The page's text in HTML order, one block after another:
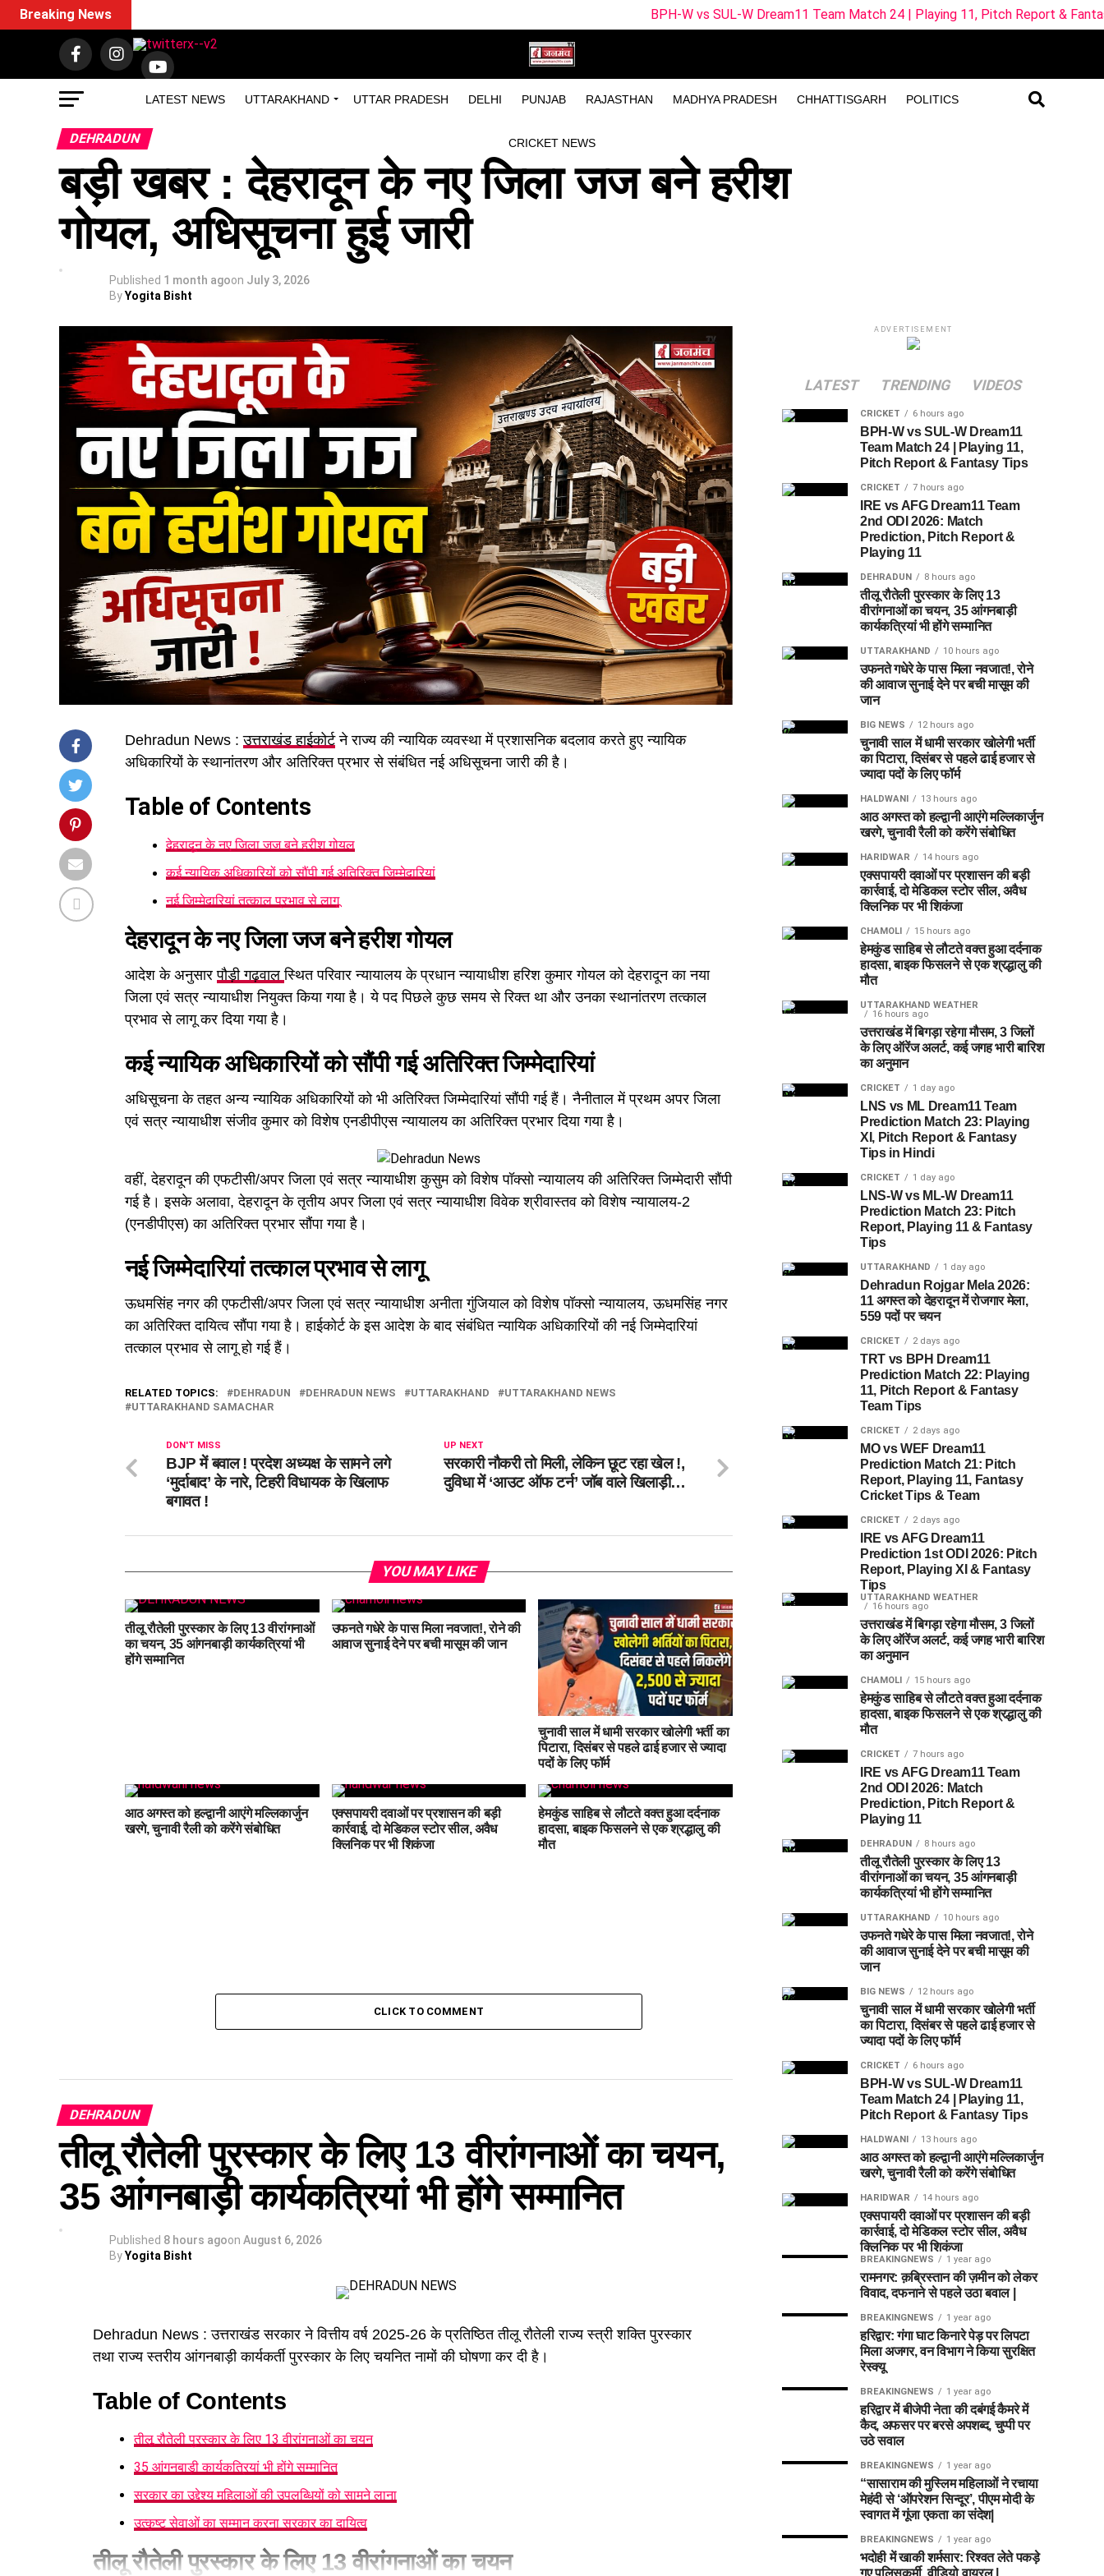
LATEST NEWS UTTARAKHAND UTTAR PRADESH DELHI PUNJAB RAJASTHAN MADHYA PRADESH CHHATTISGARH POLITICS
CRICKET NEWS
Breaking News BPH-W vs SUL-W Dream11 Team Match 24 | Playing 11, Pitch Report & Fantasy Tips
DEHRADUN
बड़ी खबर : देहरादून के नए जिला जज बने हरीश
गोयल, अधिसूचना हुई जारी
Published 1 month agoon July 3, 2026
ByYogita Bisht
Dehradun News :उत्तराखंड हाईकोर्टने राज्य की न्यायिक व्यवस्था में प्रशासनिक बदलाव करते हुए न्यायिक
अधिकारियों के स्थानांतरण और अतिरिक्त प्रभार से संबंधित नई अधिसूचना जारी की है।
Table of Contents
देहरादून के नए जिला जज बने हरीश गोयल
कई न्यायिक अधिकारियों को सौंपी गई अतिरिक्त जिम्मेदारियां
नई जिम्मेदारियां तत्काल प्रभाव से लागू
देहरादून के नए जिला जज बने हरीश गोयल
आदेश के अनुसारपौड़ी गढ़वालस्थित परिवार न्यायालय के प्रधान न्यायाधीश हरिश कुमार गोयल को देहरादून का नया
जिला एवं सत्र न्यायाधीश नियुक्त किया गया है। ये पद पिछले कुछ समय से रिक्त था और उनका स्थानांतरण तत्काल
प्रभाव से लागू कर दिया गया है।
कई न्यायिक अधिकारियों को सौंपी गई अतिरिक्त जिम्मेदारियां
अधिसूचना के तहत अन्य न्यायिक अधिकारियों को भी अतिरिक्त जिम्मेदारियां सौंपी गई हैं। नैनीताल में प्रथम अपर जिला
एवं सत्र न्यायाधीश संजीव कुमार को विशेष एनडीपीएस न्यायालय का अतिरिक्त प्रभार दिया गया है।
वहीं, देहरादून की एफटीसी/अपर जिला एवं सत्र न्यायाधीश कुसुम को विशेष पॉक्सो न्यायालय की अतिरिक्त जिम्मेदारी सौंपी
गई है। इसके अलावा, देहरादून के तृतीय अपर जिला एवं सत्र न्यायाधीश विवेक श्रीवास्तव को विशेष न्यायालय-2
(एनडीपीएस) का अतिरिक्त प्रभार सौंपा गया है।
नई जिम्मेदारियां तत्काल प्रभाव से लागू
ऊधमसिंह नगर की एफटीसी/अपर जिला एवं सत्र न्यायाधीश अनीता गुंजियाल को विशेष पॉक्सो न्यायालय, ऊधमसिंह नगर
का अतिरिक्त दायित्व सौंपा गया है। हाईकोर्ट के इस आदेश के बाद संबंधित न्यायिक अधिकारियों की नई जिम्मेदारियां
तत्काल प्रभाव से लागू हो गई हैं।
RELATED TOPICS: DEHRADUN DEHRADUN NEWS UTTARAKHAND
UTTARAKHAND NEWS
UTTARAKHAND SAMACHAR
UP NEXT
सरकारी नौकरी तो मिली, लेकिन छूट रहा खेल !,
दुविधा में ‘आउट ऑफ टर्न’ जॉब वाले खिलाड़ी…
DON'T MISS
BJP में बवाल ! प्रदेश अध्यक्ष के सामने लगे
‘मुर्दाबाद’ के नारे, टिहरी विधायक के खिलाफ
बगावत !
YOU MAY LIKE
तीलू रौतेली पुरस्कार के लिए 13 वीरांगनाओं
का चयन, 35 आंगनबाड़ी कार्यकत्रियां भी
होंगे सम्मानित
उफनते गधेरे के पास मिला नवजात!, रोने की
आवाज सुनाई देने पर बची मासूम की जान
चुनावी साल में धामी सरकार खोलेगी भर्ती का
पिटारा, दिसंबर से पहले ढाई हजार से ज्यादा
पदों के लिए फॉर्म
आठ अगस्त को हल्द्वानी आएंगे मल्लिकार्जुन
खरगे, चुनावी रैली को करेंगे संबोधित
एक्सपायरी दवाओं पर प्रशासन की बड़ी
कार्रवाई, दो मेडिकल स्टोर सील, अवैध
क्लिनिक पर भी शिकंजा
हेमकुंड साहिब से लौटते वक्त हुआ दर्दनाक
हादसा, बाइक फिसलने से एक श्रद्धालु की
मौत
CLICK TO COMMENT
DEHRADUN
तीलू रौतेली पुरस्कार के लिए 13 वीरांगनाओं का चयन,
35 आंगनबाड़ी कार्यकत्रियां भी होंगे सम्मानित
Published 8 hours agoon August 6, 2026
ByYogita Bisht
Dehradun News : उत्तराखंड सरकार ने वित्तीय वर्ष 2025-26 के प्रतिष्ठित तीलू रौतेली राज्य स्त्री शक्ति पुरस्कार
तथा राज्य स्तरीय आंगनबाड़ी कार्यकर्ती पुरस्कार के लिए चयनित नामों की घोषणा कर दी है।
Table of Contents
तीलू रौतेली पुरस्कार के लिए 13 वीरांगनाओं का चयन
35 आंगनबाड़ी कार्यकत्रियां भी होंगे सम्मानित
सरकार का उद्देश्य महिलाओं की उपलब्धियों को सामने लाना
उत्कृष्ट सेवाओं का सम्मान करना सरकार का दायित्व
तीलू रौतेली पुरस्कार के लिए 13 वीरांगनाओं का चयन
ADVERTISEMENT
LATEST TRENDING VIDEOS
CRICKET 6 hours ago
BPH-W vs SUL-W Dream11
Team Match 24 | Playing 11,
Pitch Report & Fantasy Tips
CRICKET 7 hours ago
IRE vs AFG Dream11 Team
2nd ODI 2026: Match
Prediction, Pitch Report &
Playing 11
DEHRADUN 8 hours ago
तीलू रौतेली पुरस्कार के लिए 13
वीरांगनाओं का चयन, 35 आंगनबाड़ी
कार्यकत्रियां भी होंगे सम्मानित
UTTARAKHAND 10 hours ago
उफनते गधेरे के पास मिला नवजात!, रोने
की आवाज सुनाई देने पर बची मासूम की
जान
BIG NEWS 12 hours ago
चुनावी साल में धामी सरकार खोलेगी भर्ती
का पिटारा, दिसंबर से पहले ढाई हजार से
ज्यादा पदों के लिए फॉर्म
HALDWANI 13 hours ago
आठ अगस्त को हल्द्वानी आएंगे मल्लिकार्जुन
खरगे, चुनावी रैली को करेंगे संबोधित
HARIDWAR 14 hours ago
एक्सपायरी दवाओं पर प्रशासन की बड़ी
कार्रवाई, दो मेडिकल स्टोर सील, अवैध
क्लिनिक पर भी शिकंजा
CHAMOLI 15 hours ago
हेमकुंड साहिब से लौटते वक्त हुआ दर्दनाक
हादसा, बाइक फिसलने से एक श्रद्धालु की
मौत
UTTARAKHAND WEATHER
16 hours ago
उत्तराखंड में बिगड़ा रहेगा मौसम, 3 जिलों
के लिए ऑरेंज अलर्ट, कई जगह भारी बारिश
का अनुमान
CRICKET 1 day ago
LNS vs ML Dream11 Team
Prediction Match 23: Playing
XI, Pitch Report & Fantasy
Tips in Hindi
CRICKET 1 day ago
LNS-W vs ML-W Dream11
Prediction Match 23: Pitch
Report, Playing 11 & Fantasy
Tips
UTTARAKHAND 1 day ago
Dehradun Rojgar Mela 2026:
11 अगस्त को देहरादून में रोजगार मेला,
559 पदों पर चयन
CRICKET 2 days ago
TRT vs BPH Dream11
Prediction Match 22: Playing
11, Pitch Report & Fantasy
Team Tips
CRICKET 2 days ago
MO vs WEF Dream11
Prediction Match 21: Pitch
Report, Playing 11, Fantasy
Cricket Tips & Team
CRICKET 2 days ago
IRE vs AFG Dream11
Prediction 1st ODI 2026: Pitch
Report, Playing XI & Fantasy
Tips
UTTARAKHAND WEATHER
16 hours ago
उत्तराखंड में बिगड़ा रहेगा मौसम, 3 जिलों
के लिए ऑरेंज अलर्ट, कई जगह भारी बारिश
का अनुमान
CHAMOLI 15 hours ago
हेमकुंड साहिब से लौटते वक्त हुआ दर्दनाक
हादसा, बाइक फिसलने से एक श्रद्धालु की
मौत
CRICKET 7 hours ago
IRE vs AFG Dream11 Team
2nd ODI 2026: Match
Prediction, Pitch Report &
Playing 11
DEHRADUN 8 hours ago
तीलू रौतेली पुरस्कार के लिए 13
वीरांगनाओं का चयन, 35 आंगनबाड़ी
कार्यकत्रियां भी होंगे सम्मानित
UTTARAKHAND 10 hours ago
उफनते गधेरे के पास मिला नवजात!, रोने
की आवाज सुनाई देने पर बची मासूम की
जान
BIG NEWS 12 hours ago
चुनावी साल में धामी सरकार खोलेगी भर्ती
का पिटारा, दिसंबर से पहले ढाई हजार से
ज्यादा पदों के लिए फॉर्म
CRICKET 6 hours ago
BPH-W vs SUL-W Dream11
Team Match 24 | Playing 11,
Pitch Report & Fantasy Tips
HALDWANI 13 hours ago
आठ अगस्त को हल्द्वानी आएंगे मल्लिकार्जुन
खरगे, चुनावी रैली को करेंगे संबोधित
HARIDWAR 14 hours ago
एक्सपायरी दवाओं पर प्रशासन की बड़ी
कार्रवाई, दो मेडिकल स्टोर सील, अवैध
क्लिनिक पर भी शिकंजा
BREAKINGNEWS 1 year ago
रामनगर: क़ब्रिस्तान की ज़मीन को लेकर
विवाद, दफनाने से पहले उठा बवाल |
BREAKINGNEWS 1 year ago
हरिद्वार: गंगा घाट किनारे पेड़ पर लिपटा
मिला अजगर, वन विभाग ने किया सुरक्षित
रेस्क्यू
BREAKINGNEWS 1 year ago
हरिद्वार में बीजेपी नेता की दबंगई कैमरे में
कैद, अफसर पर बरसे अपशब्द, चुप्पी पर
उठे सवाल
BREAKINGNEWS 1 year ago
“सासाराम की मुस्लिम महिलाओं ने रचाया
मेहंदी से ‘ऑपरेशन सिन्दूर’, पीएम मोदी के
स्वागत में गूंजा एकता का संदेश|
BREAKINGNEWS 1 year ago
भदोही में खाकी शर्मसार: रिश्वत लेते पकड़े
गए पुलिसकर्मी, वीडियो वायरल |